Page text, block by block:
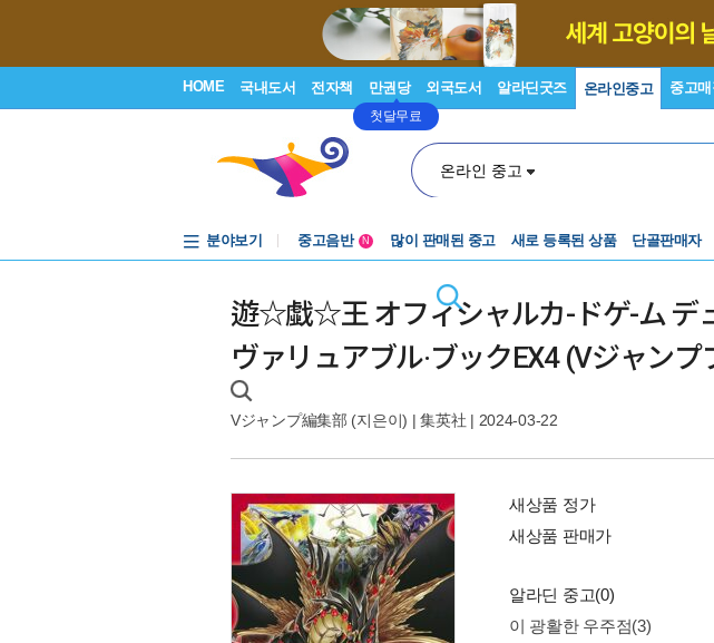
HOME 국내도서 전자책 만권당
첫달무료
외국도서 알라딘굿즈 온라인중고 중고
온라인 중고
분야보기
중고음반
중고음반
N 많이 판매된 중고 새로 등록된 상품 단골판매자
遊☆戱☆王 オフィシャルカ-ドゲ-ム デ
ヴァリュアブル·ブックEX4 (Vジャン
Vジャンプ編集部 (지은이) |集英社 | 2024-03-22
새상품 정가
새상품 판매가
알라딘 중고(0)
이 광활한 우주점(3)